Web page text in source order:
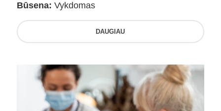
Būsena: Vykdomas
DAUGIAU